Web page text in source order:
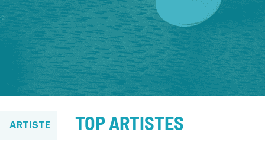
ARTISTE TOP ARTISTES